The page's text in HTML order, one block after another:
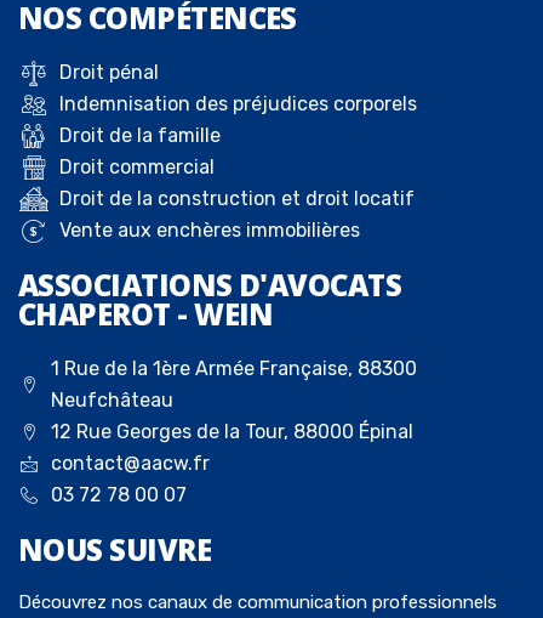
NOS COMPÉTENCES
Droit pénal
Indemnisation des préjudices corporels
Droit de la famille
Droit commercial
Droit de la construction et droit locatif
Vente aux enchères immobilières
ASSOCIATIONS D'AVOCATS
CHAPEROT - WEIN
1 Rue de la 1ère Armée Française, 88300
Neufchâteau
12 Rue Georges de la Tour, 88000 Épinal
contact@aacw.fr
03 72 78 00 07
NOUS SUIVRE
Découvrez nos canaux de communication professionnels